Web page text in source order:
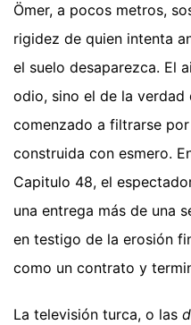
Ömer, a pocos metros,
rigidez de quien intenta
el suelo desaparezca. El
odio, sino el de la verdad
comenzado a filtrarse
construida con esmero.
Capitulo 48, el
una entrega más de una
en testigo de la erosión
como un contrato y
La televisión turca, o las